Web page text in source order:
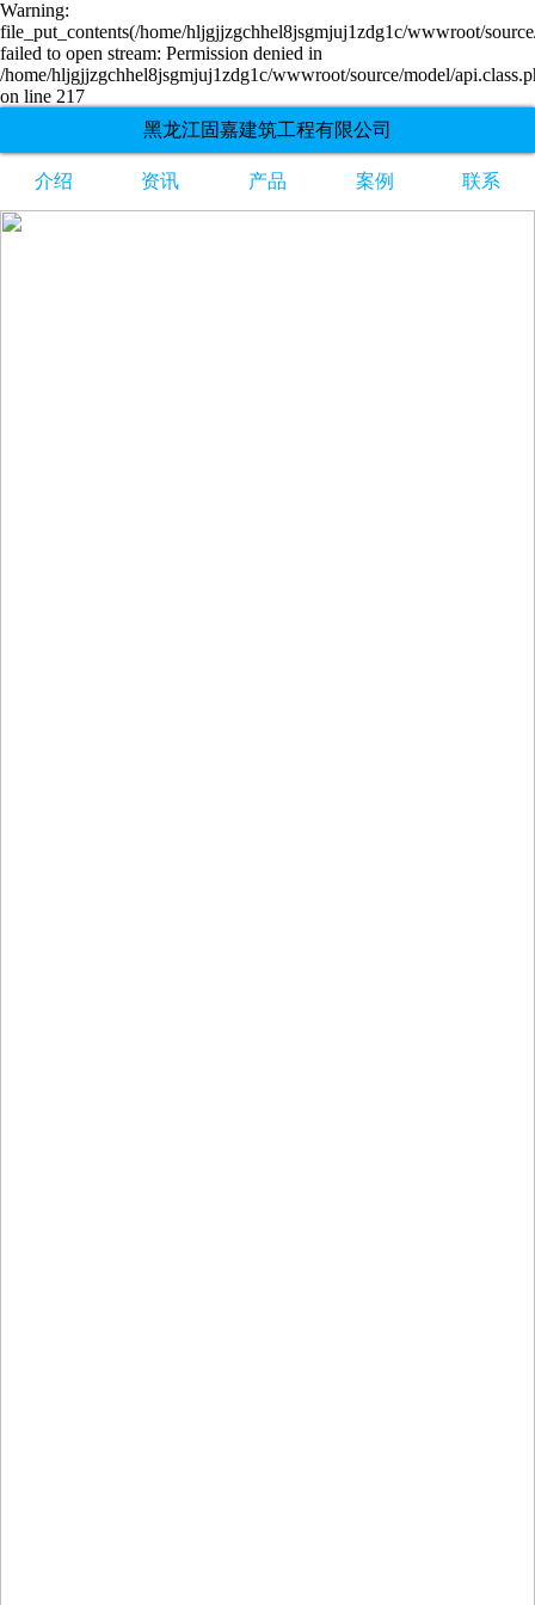
Warning:
file_put_contents(/home/hljgjjzgchhel8jsgmjuj1zdg1c/wwwroot/
failed to open stream: Permission denied in
/home/hljgjjzgchhel8jsgmjuj1zdg1c/wwwroot/source/model/
on line 217
黑龙江固嘉建筑工程有限公司
介绍 资讯 产品 案例 联系